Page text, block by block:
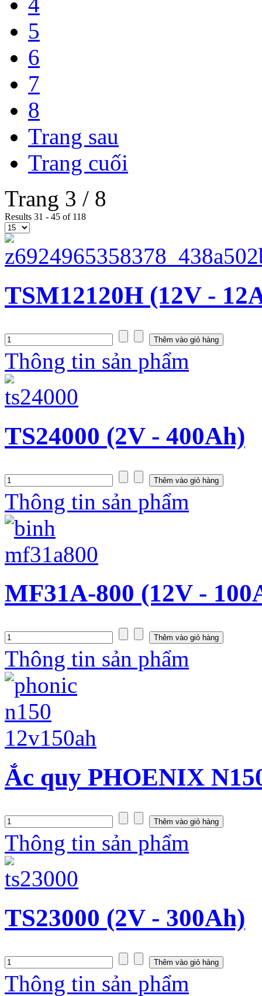
5
6
7
8
Trang sau
Trang cuối
Trang 3 / 8
Results 31 - 45 of 118
TSM12120H (12V -
Thông tin sản phẩm
TS24000 (2V - 400Ah)
Thông tin sản phẩm
MF31A-800 (12V -
Thông tin sản phẩm
Ắc quy PHOENIX
Thông tin sản phẩm
TS23000 (2V - 300Ah)
Thông tin sản phẩm